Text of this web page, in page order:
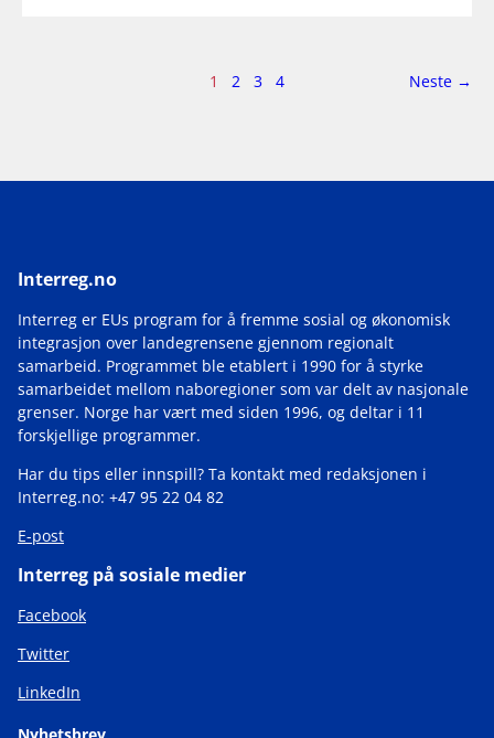
1 2 3 4 Neste side
→
Interreg.no
Interreg er EUs program for å fremme sosial og økonomisk
integrasjon over landegrensene gjennom regionalt
samarbeid. Programmet ble etablert i 1990 for å styrke
samarbeidet mellom naboregioner som var delt av nasjonale
grenser. Norge har vært med siden 1996, og deltar i 11
forskjellige programmer.
Har du tips eller innspill? Ta kontakt med redaksjonen i
Interreg.no: +47 95 22 04 82
E-post
Interreg på sosiale medier
Facebook
Twitter
LinkedIn